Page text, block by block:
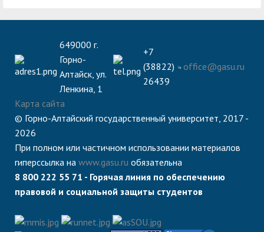
649000 г.
Горно-
Алтайск, ул.
Ленкина, 1
+7
(38822)
26439
office@gasu.ru
Карта сайта
© Горно-Алтайский государственный университет, 2017 -
2026
При полном или частичном использовании материалов
гиперссылка на www.gasu.ru обязательна
8 800 222 55 71 - Горячая линия по обеспечению
правовой и социальной защиты студентов